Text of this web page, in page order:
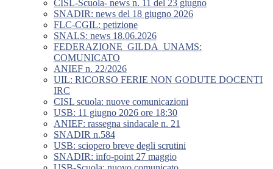
CISL-Scuola- news n. 11 del 23 giugno
SNADIR: news del 18 giugno 2026
FLC-CGIL: petizione
SNALS: news 18.06.2026
FEDERAZIONE_GILDA_UNAMS:
COMUNICATO
ANIEF n. 22/2026
UIL: RICORSO FERIE NON GODUTE DOCENTI
IRC
CISL scuola: nuove comunicazioni
USB: 11 giugno 2026 ore 18:30
ANIEF: rassegna sindacale n. 21
SNADIR n.584
USB: sciopero breve degli scrutini
SNADIR: info-point 27 maggio